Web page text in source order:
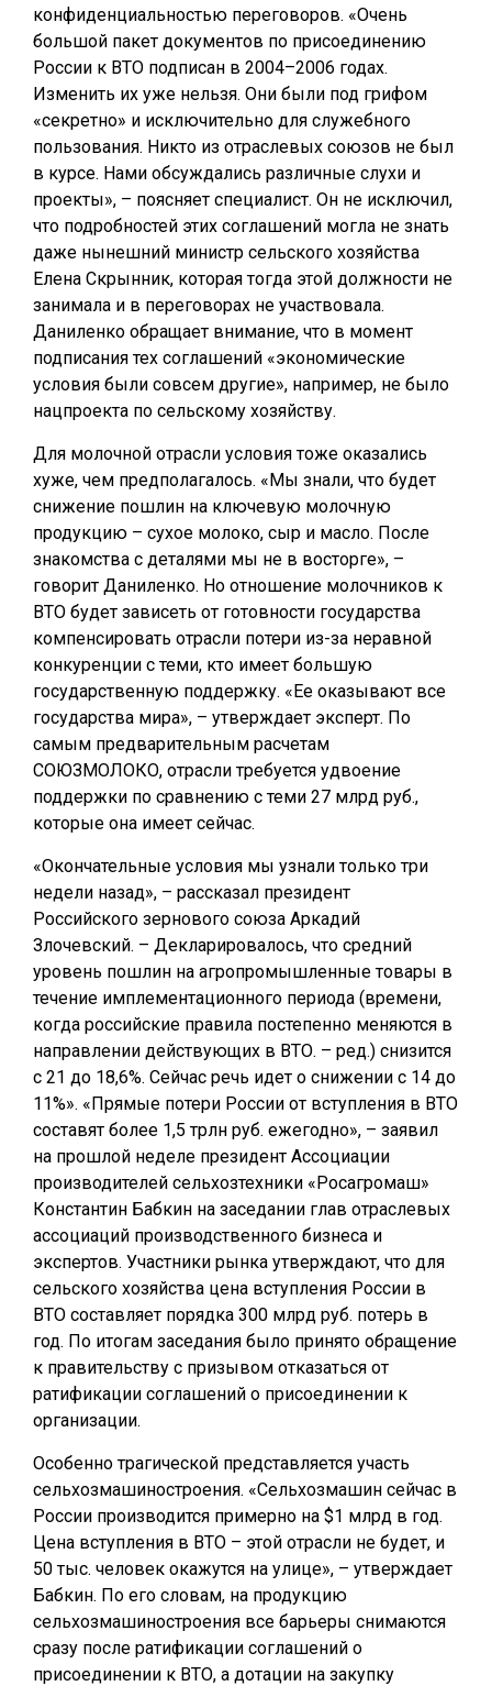
конфиденциальностью переговоров. «Очень
большой пакет документов по присоединению
России к ВТО подписан в 2004–2006 годах.
Изменить их уже нельзя. Они были под грифом
«секретно» и исключительно для служебного
пользования. Никто из отраслевых союзов не был
в курсе. Нами обсуждались различные слухи и
проекты», – поясняет специалист. Он не исключил,
что подробностей этих соглашений могла не знать
даже нынешний министр сельского хозяйства
Елена Скрынник, которая тогда этой должности не
занимала и в переговорах не участвовала.
Даниленко обращает внимание, что в момент
подписания тех соглашений «экономические
условия были совсем другие», например, не было
нацпроекта по сельскому хозяйству.
Для молочной отрасли условия тоже оказались
хуже, чем предполагалось. «Мы знали, что будет
снижение пошлин на ключевую молочную
продукцию – сухое молоко, сыр и масло. После
знакомства с деталями мы не в восторге», –
говорит Даниленко. Но отношение молочников к
ВТО будет зависеть от готовности государства
компенсировать отрасли потери из-за неравной
конкуренции с теми, кто имеет большую
государственную поддержку. «Ее оказывают все
государства мира», – утверждает эксперт. По
самым предварительным расчетам
СОЮЗМОЛОКО, отрасли требуется удвоение
поддержки по сравнению с теми 27 млрд руб.,
которые она имеет сейчас.
«Окончательные условия мы узнали только три
недели назад», – рассказал президент
Российского зернового союза Аркадий
Злочевский. – Декларировалось, что средний
уровень пошлин на агропромышленные товары в
течение имплементационного периода (времени,
когда российские правила постепенно меняются в
направлении действующих в ВТО. – ред.) снизится
с 21 до 18,6%. Сейчас речь идет о снижении с 14 до
11%». «Прямые потери России от вступления в ВТО
составят более 1,5 трлн руб. ежегодно», – заявил
на прошлой неделе президент Ассоциации
производителей сельхозтехники «Росагромаш»
Константин Бабкин на заседании глав отраслевых
ассоциаций производственного бизнеса и
экспертов. Участники рынка утверждают, что для
сельского хозяйства цена вступления России в
ВТО составляет порядка 300 млрд руб. потерь в
год. По итогам заседания было принято обращение
к правительству с призывом отказаться от
ратификации соглашений о присоединении к
организации.
Особенно трагической представляется участь
сельхозмашиностроения. «Сельхозмашин сейчас в
России производится примерно на $1 млрд в год.
Цена вступления в ВТО – этой отрасли не будет, и
50 тыс. человек окажутся на улице», – утверждает
Бабкин. По его словам, на продукцию
сельхозмашиностроения все барьеры снимаются
сразу после ратификации соглашений о
присоединении к ВТО, а дотации на закупку